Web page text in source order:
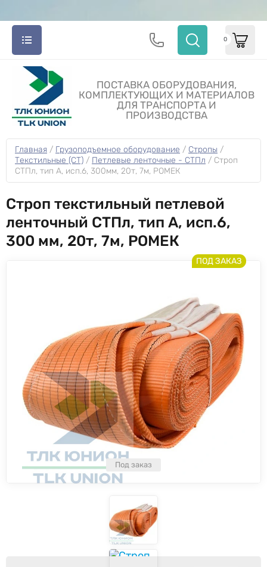
ПОСТАВКА ОБОРУДОВАНИЯ,
КОМПЛЕКТУЮЩИХ И МАТЕРИАЛОВ
ДЛЯ ТРАНСПОРТА И
ПРОИЗВОДСТВА
0
Главная / Грузоподъемное оборудование / Стропы
Текстильные (СТ) / Петлевые ленточные - СТПл / Строп
СТПл, тип A, исп.6, 300мм, 20т, 7м, РОМЕК
Строп текстильный петлевой
ленточный СТПл, тип A, исп.6,
300 мм, 20т, 7м, РОМЕК
Под заказ
ПОД ЗАКАЗ